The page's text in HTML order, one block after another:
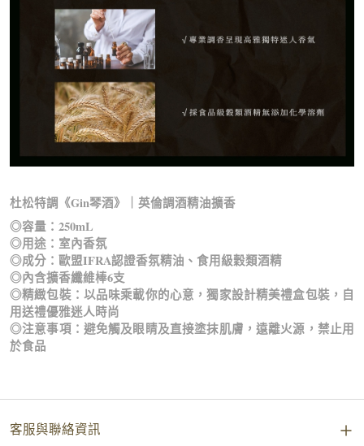
杜松特調《Gin琴酒》｜英倫調酒精油擴香
◎容量：250mL
◎用途：室內香氛
◎成分：歐盟IFRA認證香氛精油、食用級穀類酒精
◎內含擴香纖維棒6支
◎精緻包裝：以品味乘載你的心意，獨家設計精美禮盒包裝，自
用送禮優雅迷人時尚
◎注意事項：避免觸及眼睛及直接塗抹肌膚，遠離火源，禁止用
於食品
客服與聯絡資訊